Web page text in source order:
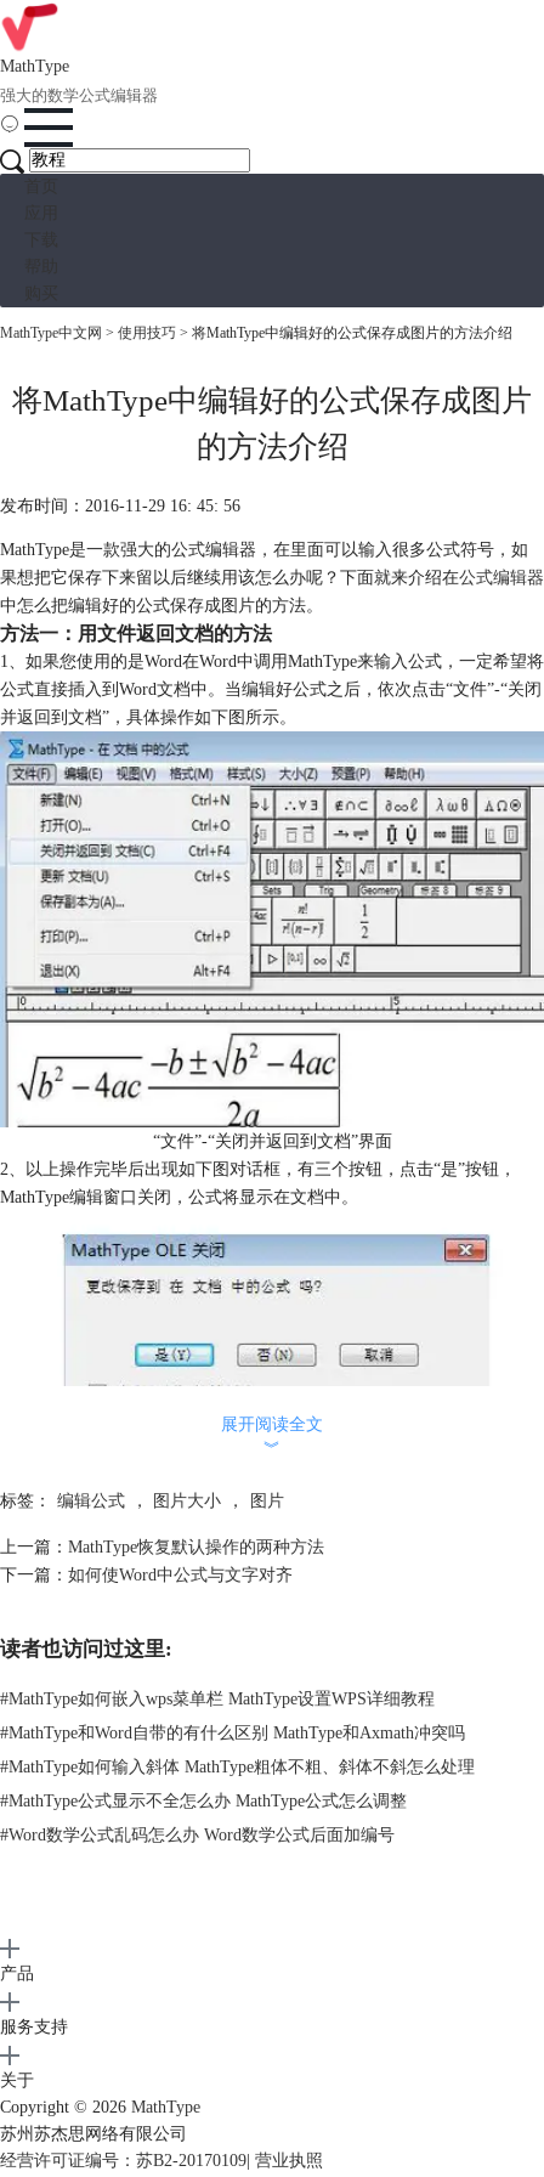
MathType
强大的数学公式编辑器
MathType中文网 > 使用技巧 > 将MathType中编辑好的公式保存成图片的方法介绍
将MathType中编辑好的公式保存成图片
的方法介绍
发布时间：2016-11-29 16: 45: 56
MathType是一款强大的公式编辑器，在里面可以输入很多公式符号，如
果想把它保存下来留以后继续用该怎么办呢？下面就来介绍在公式编辑器
中怎么把编辑好的公式保存成图片的方法。
方法一：用文件返回文档的方法
1、如果您使用的是Word在Word中调用MathType来输入公式，一定希望将
公式直接插入到Word文档中。当编辑好公式之后，依次点击“文件”-“关闭
并返回到文档”，具体操作如下图所示。
“文件”-“关闭并返回到文档”界面
2、以上操作完毕后出现如下图对话框，有三个按钮，点击“是”按钮，
MathType编辑窗口关闭，公式将显示在文档中。
方法二：用文件更新文档的方法
1、编辑好公式之后，依次点击“文件”-“更新文档”，操作如下图所示。
2、此时在文档中就会显示如下图格式的公式，有阴影背景。
展开阅读全文
︾
标签： 编辑公式 ， 图片大小 ， 图片
上一篇： MathType恢复默认操作的两种方法
下一篇： 如何使Word中公式与文字对齐
读者也访问过这里:
#MathType如何嵌入wps菜单栏 MathType设置WPS详细教程
#MathType和Word自带的有什么区别 MathType和Axmath冲突吗
#MathType如何输入斜体 MathType粗体不粗、斜体不斜怎么处理
#MathType公式显示不全怎么办 MathType公式怎么调整
#Word数学公式乱码怎么办 Word数学公式后面加编号
产品
服务支持
关于
Copyright © 2026 MathType
苏州苏杰思网络有限公司
经营许可证编号：苏B2-20170109 营业执照